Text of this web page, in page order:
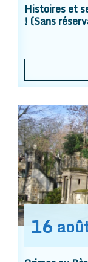
Histoires et
! (Sans
16